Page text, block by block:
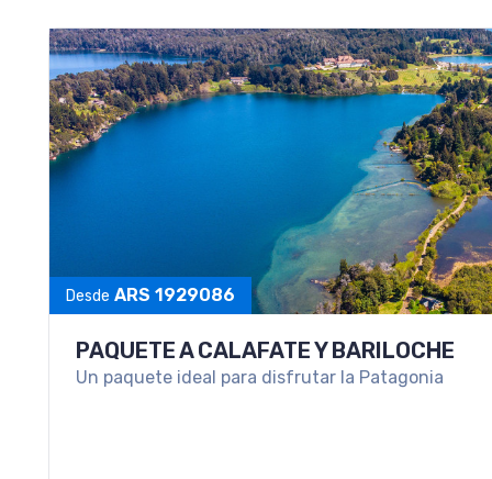
PAQUETE A SALTA Y PURMAMARCA
Una escapada para conocer lo mejor del Norte